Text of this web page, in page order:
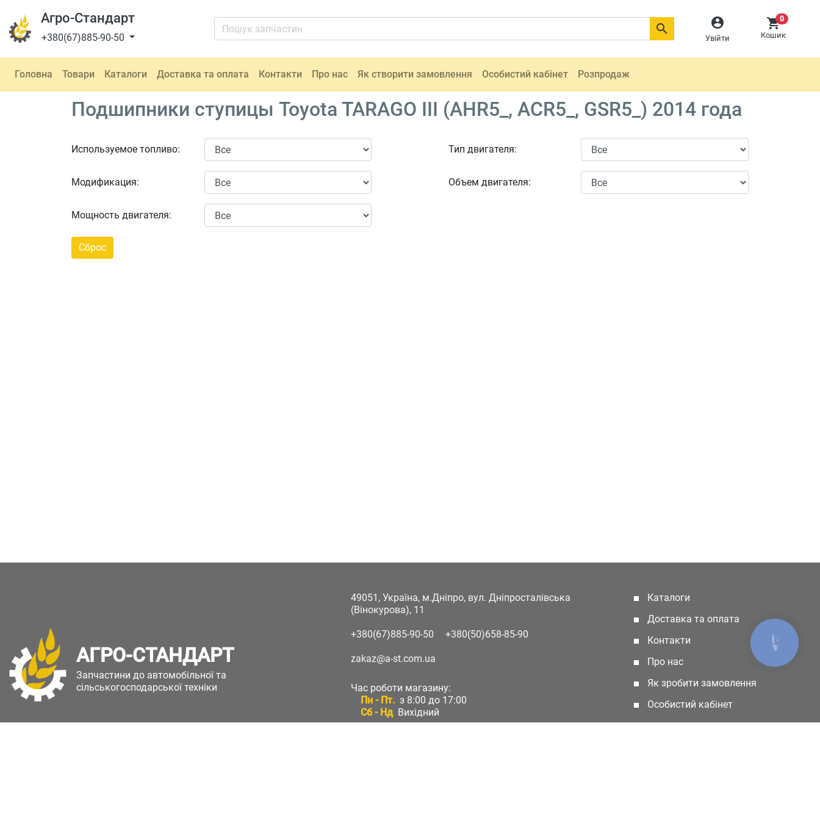
Агро-Стандарт
+380(67)885-90-50

Увійти
0
Кошик

Головна Товари Каталоги Доставка та оплата Контакти Про нас Як створити замовлення Особистий кабінет Розпродаж
Подшипники ступицы Toyota TARAGO III (AHR5_, ACR5_, GSR5_) 2014 года
Используемое топливо:
Модификация:
Мощность двигателя:
Тип двигателя:
Объем двигателя:
АГРО-СТАНДАРТ
Запчастини до автомобільної та
сільськогосподарської техніки
49051, Україна, м.Дніпро, вул. Дніпросталівська
(Вінокурова), 11
+380(67)885-90-50 +380(50)658-85-90
zakaz@a-st.com.ua
Час роботи магазину:
Пн - Пт. з 8:00 до 17:00
Сб - Нд Вихідний
Каталоги
Доставка та оплата
Контакти
Про нас
Як зробити замовлення
Особистий кабінет
КНОПКА
ЗВ'ЯЗКУ